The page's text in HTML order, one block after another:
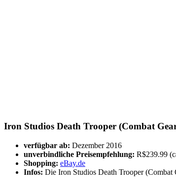
Iron Studios Death Trooper (Combat
verfügbar ab: Dezember 2016
unverbindliche Preisempfehlung: R$239.99
Shopping: eBay.de
Infos: Die Iron Studios Death Trooper